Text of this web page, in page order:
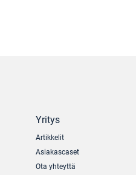
Yritys
Artikkelit
Asiakascaset
Ota yhteyttä